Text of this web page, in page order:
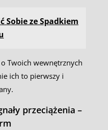
Sobie ze Spadkiem
Twoich wewnętrznych
ich to pierwszy i
przeciążenia –